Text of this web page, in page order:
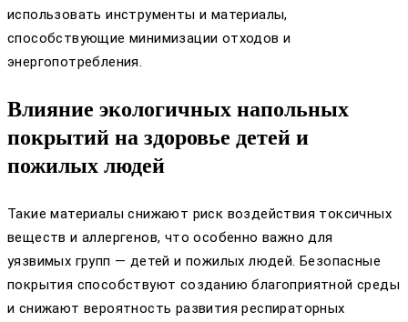
использовать инструменты и материалы,
способствующие минимизации отходов и
энергопотребления.
Влияние экологичных напольных
покрытий на здоровье детей и
пожилых людей
Такие материалы снижают риск воздействия токсичных
веществ и аллергенов, что особенно важно для
уязвимых групп — детей и пожилых людей. Безопасные
покрытия способствуют созданию благоприятной среды
и снижают вероятность развития респираторных